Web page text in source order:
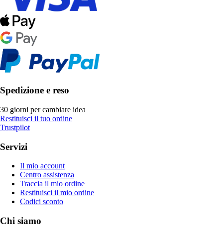
Spedizione e reso
30 giorni per cambiare idea
Restituisci il tuo ordine
Trustpilot
Servizi
Il mio account
Centro assistenza
Traccia il mio ordine
Restituisci il mio ordine
Codici sconto
Chi siamo